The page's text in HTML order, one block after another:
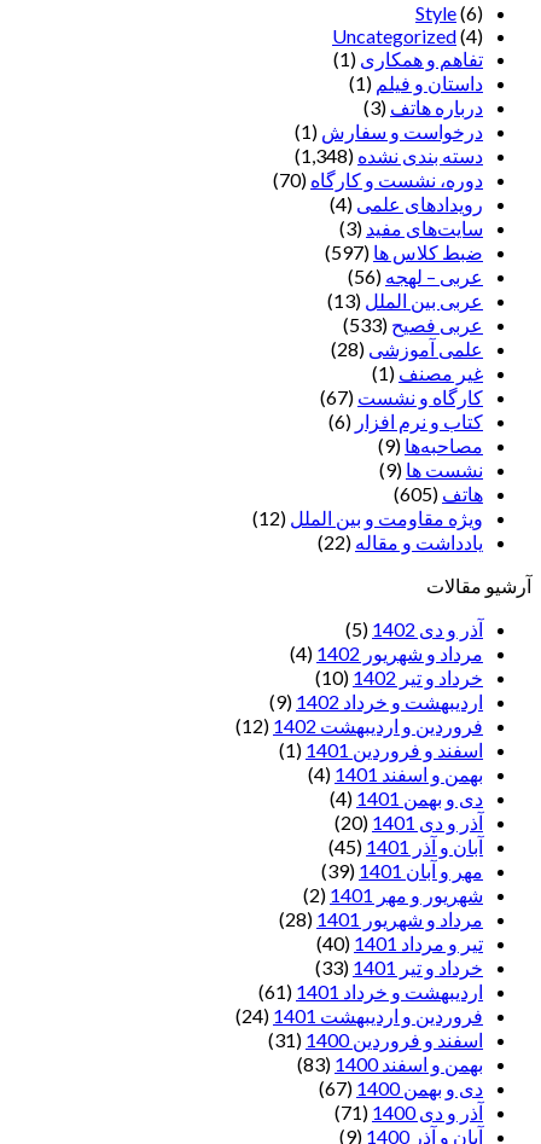
Style(6)
Uncategorized(4)
تفاهم و همکاری (1)
داستان و فیلم (1)
درباره هاتف (3)
درخواست و سفارش (1)
دسته بندی نشده (1,348)
دوره، نشست و کارگاه (70)
رویدادهای علمی (4)
سایت‌های مفید (3)
ضبط کلاس ها (597)
عربی – لهجه (56)
عربی بین الملل (13)
عربی فصیح (533)
علمی آموزشی (28)
غير مصنف (1)
کارگاه و نشست (67)
کتاب و نرم افزار (6)
مصاحبه‌ها (9)
نشست ها (9)
هاتف (605)
ویژه مقاومت و بین الملل (12)
یادداشت‌ و مقاله (22)
آرشیو مقالات
آذر و دی 1402
(5)
مرداد و شهریور 1402
(4)
خرداد و تیر 1402
(10)
اردیبهشت و خرداد 1402
(9)
فروردین و اردیبهشت 1402
(12)
اسفند و فروردین 1401
(1)
بهمن و اسفند 1401
(4)
دی و بهمن 1401
(4)
آذر و دی 1401
(20)
آبان و آذر 1401
(45)
مهر و آبان 1401
(39)
شهریور و مهر 1401
(2)
مرداد و شهریور 1401
(28)
تیر و مرداد 1401
(40)
خرداد و تیر 1401
(33)
اردیبهشت و خرداد 1401
(61)
فروردین و اردیبهشت 1401
(24)
اسفند و فروردین 1400
(31)
بهمن و اسفند 1400
(83)
دی و بهمن 1400
(67)
آذر و دی 1400
(71)
آبان و آذر 1400
(9)